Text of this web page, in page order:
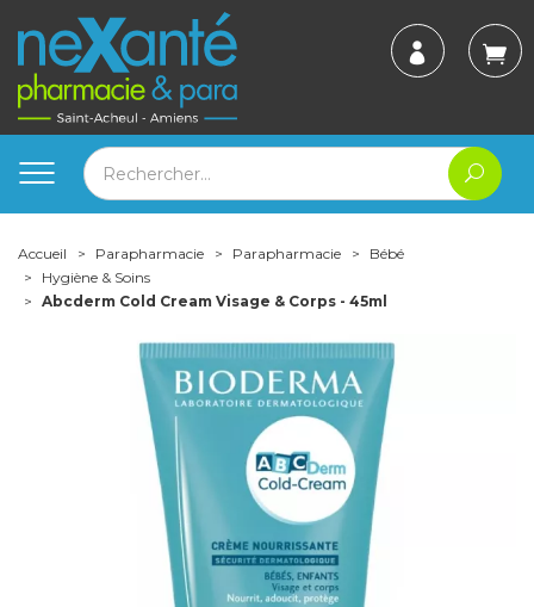
Accueil Parapharmacie Parapharmacie
Bébé
Hygiène & Soins
Abcderm Cold Cream Visage & Corps - 45ml